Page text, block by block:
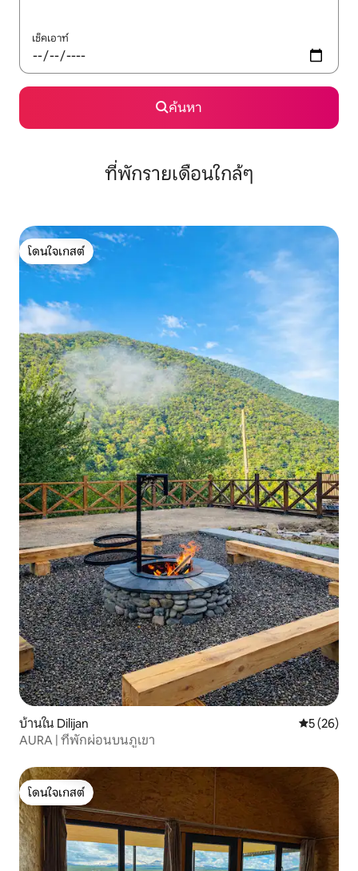
เช็คเอาท์
ค้นหา
ที่พักรายเดือนใกล้ๆ
โดนใจเกสต์
โดนใจเกสต์
บ้านใน Dilijan คะแนนเฉลี่
5 (26)
AURA | ที่พักผ่อนบนภูเขา
โดนใจเกสต์
โดนใจเกสต์